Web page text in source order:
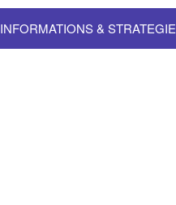
INFORMATIONS & STRATEGIE